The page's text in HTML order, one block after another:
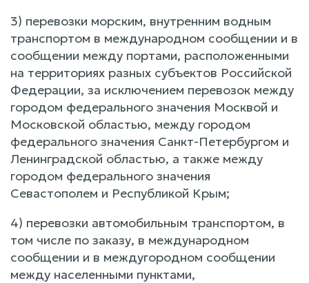
3) перевозки морским, внутренним водным
транспортом в международном сообщении и в
сообщении между портами, расположенными
на территориях разных субъектов Российской
Федерации, за исключением перевозок между
городом федерального значения Москвой и
Московской областью, между городом
федерального значения Санкт-Петербургом и
Ленинградской областью, а также между
городом федерального значения
Севастополем и Республикой Крым;
4) перевозки автомобильным транспортом, в
том числе по заказу, в международном
сообщении и в междугородном сообщении
между населенными пунктами,